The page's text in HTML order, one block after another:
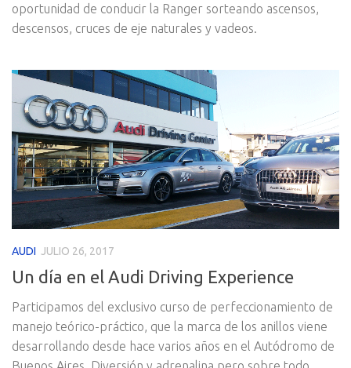
oportunidad de conducir la Ranger sorteando ascensos,
descensos, cruces de eje naturales y vadeos.
AUDI JULIO 26, 2017
Un día en el Audi Driving Experience
Participamos del exclusivo curso de perfeccionamiento de
manejo teórico-práctico, que la marca de los anillos viene
desarrollando desde hace varios años en el Autódromo de